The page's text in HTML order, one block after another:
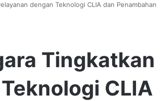
dengan Teknologi CLIA dan Penambahan
Tingkatkan
CLIA